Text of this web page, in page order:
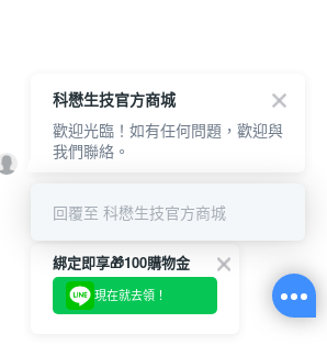
綁定即享🎁100購物金
現在就去領！
科懋生技官方商城
歡迎光臨！如有任何問題，歡迎與
我們聯絡。
回覆至 科懋生技官方商城